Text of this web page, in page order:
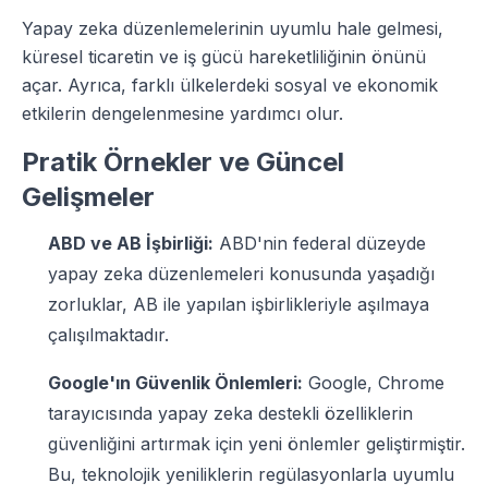
Yapay zeka düzenlemelerinin uyumlu hale gelmesi,
küresel ticaretin ve iş gücü hareketliliğinin önünü
açar. Ayrıca, farklı ülkelerdeki sosyal ve ekonomik
etkilerin dengelenmesine yardımcı olur.
Pratik Örnekler ve Güncel
Gelişmeler
ABD ve AB İşbirliği: ABD'nin federal düzeyde
yapay zeka düzenlemeleri konusunda yaşadığı
zorluklar, AB ile yapılan işbirlikleriyle aşılmaya
çalışılmaktadır.
Google'ın Güvenlik Önlemleri: Google, Chrome
tarayıcısında yapay zeka destekli özelliklerin
güvenliğini artırmak için yeni önlemler geliştirmiştir.
Bu, teknolojik yeniliklerin regülasyonlarla uyumlu